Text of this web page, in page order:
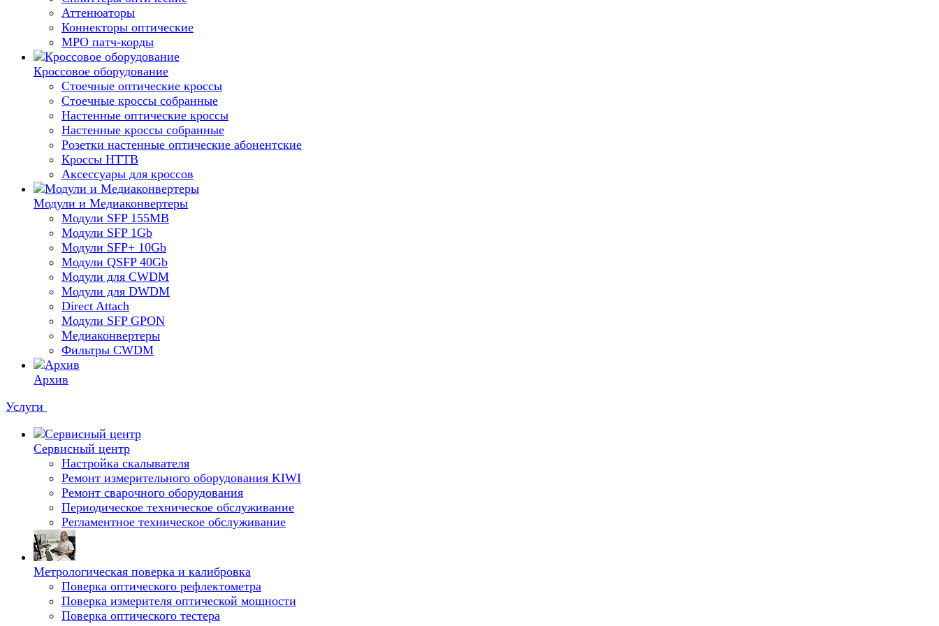
Аттенюаторы
Коннекторы оптические
MPO патч-корды
Кроссовое оборудование
Стоечные оптические кроссы
Стоечные кроссы собранные
Настенные оптические кроссы
Настенные кроссы собранные
Розетки настенные оптические абонентские
Кроссы HTTB
Аксессуары для кроссов
Модули и Медиаконвертеры
Модули SFP 155MB
Модули SFP 1Gb
Модули SFP+ 10Gb
Модули QSFP 40Gb
Модули для CWDM
Модули для DWDM
Direct Attach
Модули SFP GPON
Медиаконвертеры
Фильтры CWDM
Архив
Услуги
Сервисный центр
Настройка скалывателя
Ремонт измерительного оборудования KIWI
Ремонт сварочного оборудования
Периодическое техническое обслуживание
Регламентное техническое обслуживание
Метрологическая поверка и калибровка
Поверка оптического рефлектометра
Поверка измерителя оптической мощности
Поверка оптического тестера